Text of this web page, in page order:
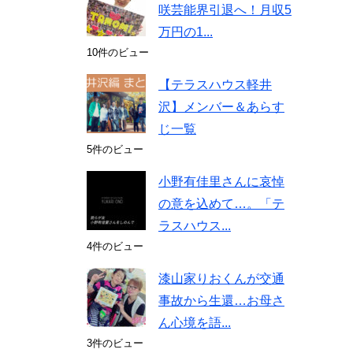
咲芸能界引退へ！月収5
万円の1...
10件のビュー
【テラスハウス軽井
沢】メンバー＆あらす
じ一覧
5件のビュー
小野有佳里さんに哀悼
の意を込めて…。「テ
ラスハウス...
4件のビュー
漆山家りおくんが交通
事故から生還…お母さ
ん心境を語...
3件のビュー